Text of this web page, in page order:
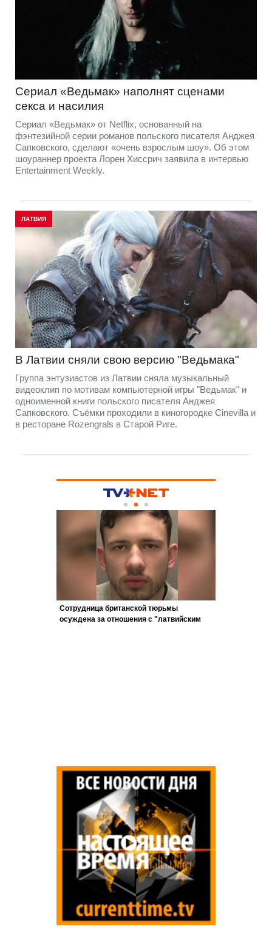
Сериал «Ведьмак» наполнят сценами
секса и насилия
Cериал «Ведьмак» от Netflix, основанный на
фэнтезийной серии романов польского писателя Анджея
Сапковского, сделают «очень взрослым шоу». Об этом
шоураннер проекта Лорен Хиссрич заявила в интервью
Entertainment Weekly.
ЛАТВИЯ
В Латвии сняли свою версию "Ведьмака"
Группа энтузиастов из Латвии сняла музыкальный
видеоклип по мотивам компьютерной игры "Ведьмак" и
одноименной книги польского писателя Анджея
Сапковского. Съёмки проходили в киногородке Cinevilla и
в ресторане Rozengrals в Старой Риге.